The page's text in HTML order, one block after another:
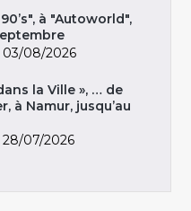
à "Autoworld",
03/08/2026
la Ville », … de
à Namur, jusqu’au
28/07/2026